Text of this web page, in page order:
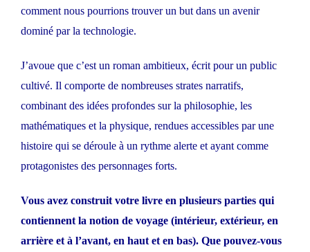
comment nous pourrions trouver un but dans un avenir
dominé par la technologie.
J’avoue que c’est un roman ambitieux, écrit pour un public
cultivé. Il comporte de nombreuses strates narratifs,
combinant des idées profondes sur la philosophie, les
mathématiques et la physique, rendues accessibles par une
histoire qui se déroule à un rythme alerte et ayant comme
protagonistes des personnages forts.
Vous avez construit votre livre en plusieurs parties qui
contiennent la notion de voyage (intérieur, extérieur, en
arrière et à l’avant, en haut et en bas). Que pouvez-vous